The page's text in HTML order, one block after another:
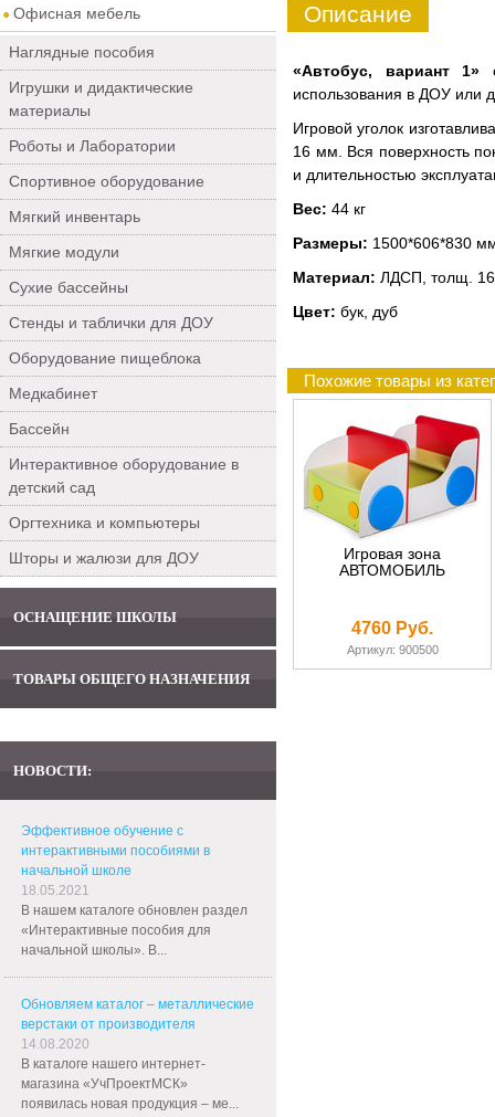
Офисная мебель
Наглядные пособия
Игрушки и дидактические
материалы
Роботы и Лаборатории
Спортивное оборудование
Мягкий инвентарь
Мягкие модули
Сухие бассейны
Стенды и таблички для ДОУ
Оборудование пищеблока
Медкабинет
Бассейн
Интерактивное оборудование в
детский сад
Оргтехника и компьютеры
Шторы и жалюзи для ДОУ
ОСНАЩЕНИЕ ШКОЛЫ
ТОВАРЫ ОБЩЕГО НАЗНАЧЕНИЯ
НОВОСТИ:
Эффективное обучение с
интерактивными пособиями в
начальной школе
18.05.2021
В нашем каталоге обновлен раздел
«Интерактивные пособия для
начальной школы». В...
Обновляем каталог – металлические
верстаки от производителя
14.08.2020
В каталоге нашего интернет-
магазина «УчПроектМСК»
появилась новая продукция – ме...
Описание
«Автобус, вариант 1»
использования в ДОУ или
Игровой уголок
16 мм. Вся поверхность
и длительностью
Вес: 44 кг
Размеры: 1500*606*830
Материал: ЛДСП, толщ.
Цвет: бук, дуб
Похожие товары из
Игровая зона
АВТОМОБИЛЬ
4760 Руб.
Артикул: 900500